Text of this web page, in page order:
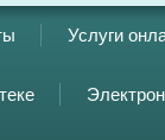
Услуги